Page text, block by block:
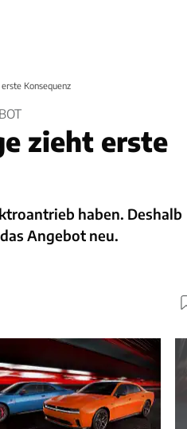
Konsequenz
zieht erste
haben. Deshalb
Angebot neu.